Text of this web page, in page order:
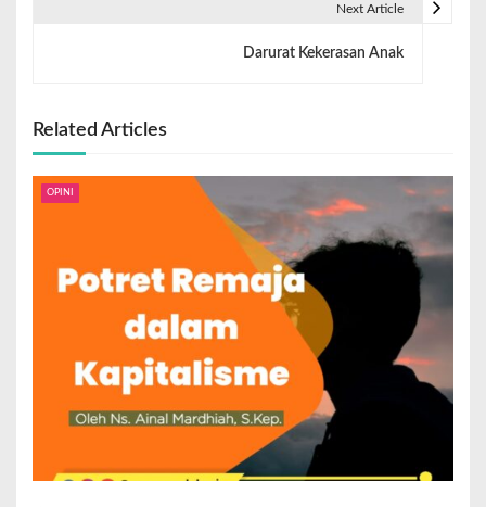
Next Article
Darurat Kekerasan Anak
Related Articles
OPINI